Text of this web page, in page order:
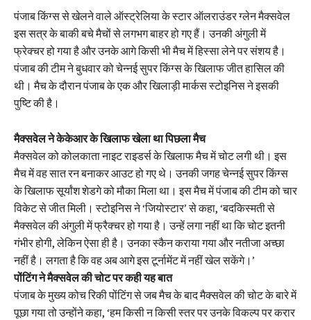
पंजाब किंग्स से खेलने वाले ऑस्ट्रेलिया के स्टार ऑलराउंडर ग्लेन मैक्सवेल
इस सत्र के बाकी बचे मैचों से लगभग बाहर हो गए हैं। उनकी अंगुली में
फ्रेक्चर हो गया है और उनके आगे किसी भी मैच में हिस्सा लेने पर संशय है।
पंजाब की टीम ने बुधवार को चेन्नई सुपर किंग्स के खिलाफ जीत हासिल की
थी। मैच के दौरान पंजाब के एक और खिलाड़ी मार्कस स्टोइनिस ने इसकी
पुष्टि की है।
मैक्सवेल ने केकेआर के खिलाफ खेला था पिछला मैच
मैक्सवेल को कोलकाता नाइट राइडर्स के खिलाफ मैच में चोट लगी थी। इस
मैच में वह सात रन बनाकर आउट हो गए थे। उनकी जगह चेन्नई सुपर किंग्स
के खिलाफ सूर्यांश शेडगे को मौका मिला था। इस मैच में पंजाब की टीम को चार
विकेट से जीत मिली। स्टोइनिस ने ‘जियोस्टार’ से कहा, ‘बदकिस्मती से
मैक्सवेल की अंगुली में फ्रैक्चर हो गया है। उन्हें लगा नहीं था कि चोट इतनी
गंभीर होगी, लेकिन ऐसा ही है। उनका स्कैन कराया गया और नतीजा अच्छा
नहीं है। लगता है कि वह अब आगे इस टूर्नामेंट में नहीं खेल सकेंगे।’
पोंटिंग ने मैक्सवेल की चोट पर कही यह बात
पंजाब के मुख्य कोच रिकी पोंटिंग से जब मैच के बाद मैक्सवेल की चोट के बारे में
पूछा गया तो उन्होंने कहा, ‘हम किसी न किसी स्तर पर उनके विकल्प पर करार